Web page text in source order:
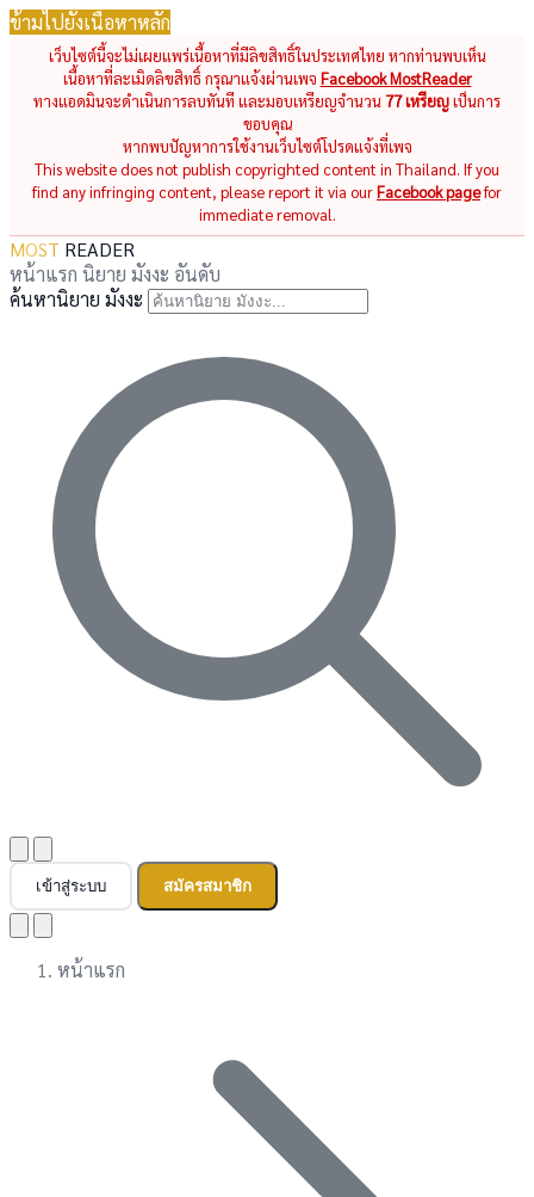
ข้ามไปยังเนื้อหาหลัก
เว็บไซต์นี้จะไม่เผยแพร่เนื้อหาที่มีลิขสิทธิ์ในประเทศไทย หากท่านพบเห็น
เนื้อหาที่ละเมิดลิขสิทธิ์ กรุณาแจ้งผ่านเพจ Facebook MostReader
ทางแอดมินจะดำเนินการลบทันที และมอบเหรียญจำนวน 77 เหรียญเป็นการ
ขอบคุณ
หากพบปัญหาการใช้งานเว็บไซต์โปรดแจ้งที่เพจ
This website does not publish copyrighted content in Thailand. If you
find any infringing content, please report it via ourFacebook pagefor
immediate removal.
MOST READER
หน้าแรก นิยาย มังงะ อันดับ
ค้นหานิยาย มังงะ
เข้าสู่ระบบ สมัครสมาชิก
หน้าแรก